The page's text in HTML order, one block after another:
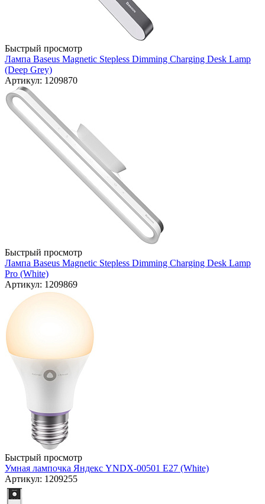
Быстрый просмотр
Лампа Baseus Magnetic Stepless Dimming Charging Desk Lamp
(Deep Grey)
Артикул: 1209870
Быстрый просмотр
Лампа Baseus Magnetic Stepless Dimming Charging Desk Lamp
Pro (White)
Артикул: 1209869
Быстрый просмотр
Умная лампочка Яндекс YNDX-00501 E27 (White)
Артикул: 1209255